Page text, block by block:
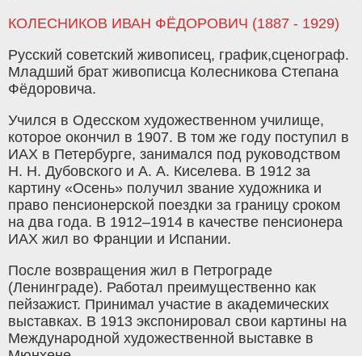
КОЛЕСНИКОВ ИВАН ФЁДОРОВИЧ (1887 - 1929)
Русский советский живописец, график,сценограф.
Младший брат живописца Колесникова Степана
Фёдоровича.
Учился в Одесском художественном училище,
которое окончил в 1907. В том же году поступил в
ИАХ в Петербурге, занимался под руководством
Н. Н. Дубовского и А. А. Киселева. В 1912 за
картину «Осень» получил звание художника и
право пенсионерской поездки за границу сроком
на два года. В 1912–1914 в качестве пенсионера
ИАХ жил во Франции и Испании.
После возвращения жил в Петрограде
(Ленинграде). Работал преимущественно как
пейзажист. Принимал участие в академических
выставках. В 1913 экспонировал свои картины на
Международной художественной выставке в